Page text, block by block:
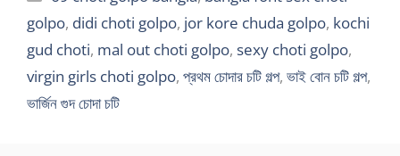
golpo, didi choti golpo, jor kore chuda golpo, kochi
gud choti, mal out choti golpo, sexy choti golpo,
virgin girls choti golpo, প্রথম চোদার চটি গল্প, ভাই বোন চটি গল্প,
ভার্জিন গুদ চোদা চটি